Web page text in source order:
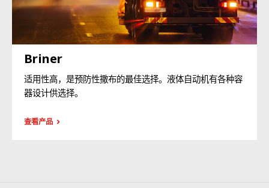
Briner
适用性高，是预防性撒布的最佳选择。液体自动机有各种容
器设计供选择。
查看产品